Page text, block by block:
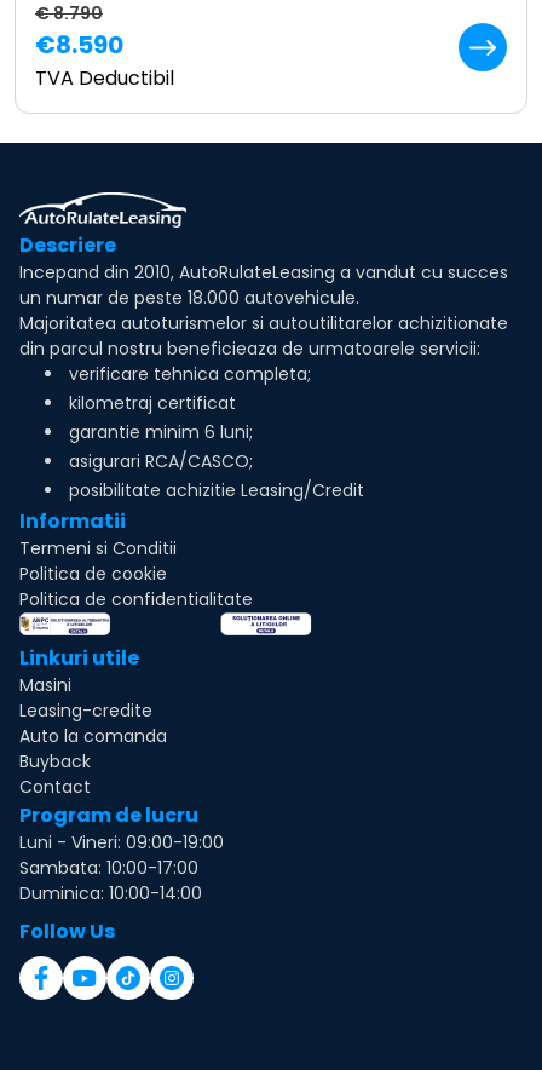
€ 8.790
€8.590
TVA Deductibil
Descriere
Incepand din 2010, AutoRulateLeasing a vandut cu succes
un numar de peste 18.000 autovehicule.
Majoritatea autoturismelor si autoutilitarelor achizitionate
din parcul nostru beneficieaza de urmatoarele servicii:
verificare tehnica completa;
kilometraj certificat
garantie minim 6 luni;
asigurari RCA/CASCO;
posibilitate achizitie Leasing/Credit
Informatii
Termeni si Conditii
Politica de cookie
Politica de confidentialitate
Linkuri utile
Masini
Leasing-credite
Auto la comanda
Buyback
Contact
Program de lucru
Luni - Vineri: 09:00-19:00
Sambata: 10:00-17:00
Duminica: 10:00-14:00
Follow Us